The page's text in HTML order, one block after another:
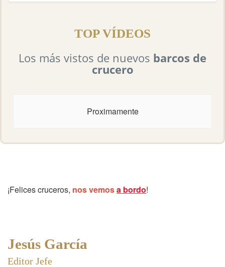
TOP VÍDEOS
Los más vistos de nuevos barcos de
crucero
Proximamente
¡Felices cruceros, nos vemosa bordo!
Jesús García
Editor Jefe